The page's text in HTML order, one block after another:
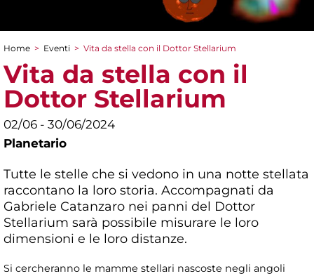
Tu sei qui
Home > Eventi > Vita da stella con il Dottor Stellarium
Vita da stella con il
Dottor Stellarium
02/06 - 30/06/2024
Planetario
Tutte le stelle che si vedono in una notte stellata
raccontano la loro storia. Accompagnati da
Gabriele Catanzaro nei panni del Dottor
Stellarium sarà possibile misurare le loro
dimensioni e le loro distanze.
Si cercheranno le mamme stellari nascoste negli angoli